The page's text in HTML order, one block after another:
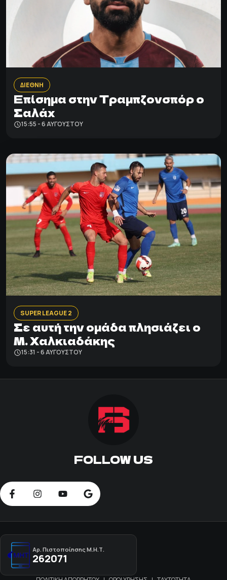
ΔΙΕΘΝΗ
Επίσημα στην Τραμπζονσπόρ o
Σαλάχ
15:55 - 6 ΑΥΓΟΎΣΤΟΥ
SUPER LEAGUE 2
Σε αυτή την ομάδα πλησιάζει ο
Μ. Χαλκιαδάκης
15:31 - 6 ΑΥΓΟΎΣΤΟΥ
FOLLOW US
Αρ. Πιστοποίησης Μ.Η.Τ.
262071